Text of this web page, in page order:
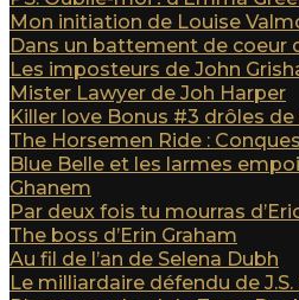
Mon initiation de Louise
Dans un battement de coeur
Les imposteurs de John
Mister Lawyer de Joh Harper
Killer love Bonus #3 drôles
The Horsemen Ride :
Blue Belle et les larmes
Ghanem
Par deux fois tu mourras
The boss d’Erin Graham
Au fil de l’an de Selena Dubh
Le milliardaire défendu de